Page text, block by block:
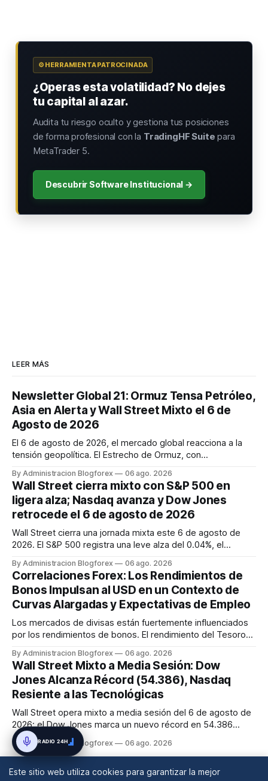
⚙️ HERRAMIENTA PATROCINADA
¿Operas esta volatilidad? No dejes
tu capital al azar.
Audita tu riesgo oculto y gestiona tus posiciones
de forma profesional con la TradingHF Suite para
MetaTrader 5.
Descubrir Software Institucional →
LEER MÁS
Newsletter Global 21: Ormuz Tensa Petróleo,
Asia en Alerta y Wall Street Mixto el 6 de
Agosto de 2026
El 6 de agosto de 2026, el mercado global reacciona a la
tensión geopolítica. El Estrecho de Ormuz, con
petróleo (WTI en $76.27, Brent en $80.28). Asia-Pacífico se
mantiene en alerta tras lanzamientos de misiles
norcoreanos y demostraciones...
By Administracion Blogforex 06 ago. 2026
Wall Street cierra mixto con S&P 500 en
ligera alza; Nasdaq avanza y Dow Jones
retrocede el 6 de agosto de 2026
Wall Street cierra una jornada mixta este 6 de agosto de
2026. El S&P 500 registra una leve alza del 0.04%, el
Los inversores se posicionan a la espera del informe de
empleo, digiriendo resultados corporativos y atentos a la
situación geopolí...
By Administracion Blogforex 06 ago. 2026
Correlaciones Forex: Los Rendimientos de
Bonos Impulsan al USD en un Contexto de
Curvas Alargadas y Expectativas de Empleo
Los mercados de divisas están fuertemente influenciados
por los rendimientos de bonos. El rendimiento del Tesoro
4.20% hoy, 6 de agosto de 2026, mostrando un 'bear
steepening' impulsado por la inflación. En la Eurozona, los
rendimientos a ...
By Administracion Blogforex 06 ago. 2026
Wall Street Mixto a Media Sesión: Dow
Jones Alcanza Récord (54.386), Nasdaq
Resiente a las Tecnológicas
Wall Street opera mixto a media sesión del 6 de agosto de
2026; el Dow Jones marca un nuevo récord en 54.386
puntos, mientras que el Nasdaq Composite cae un 0,2% por
la debilidad en el sector tecnológico y el petróleo WTI sube
By Administracion Blogforex 06 ago. 2026
Este sitio web utiliza cookies para garantizar la mejor
RADIO 24H